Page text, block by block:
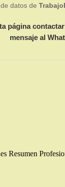
de datos de
página
mensaje al
Resumen